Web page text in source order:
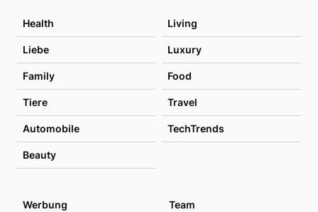
Health Living
Liebe Luxury
Family Food
Tiere Travel
Automobile TechTrends
Beauty
Werbung Team